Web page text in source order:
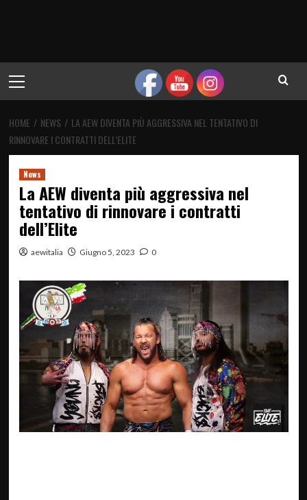
principale
HOME NEWS
LA AEW DIVENTA PIÙ AGGRESSIVA NEL TENTATIVO DI
RINNOVARE I CONTRATTI DELL’ELITE
News
La AEW diventa più aggressiva nel
tentativo di rinnovare i contratti
dell’Elite
aewitalia Giugno 5, 2023 0